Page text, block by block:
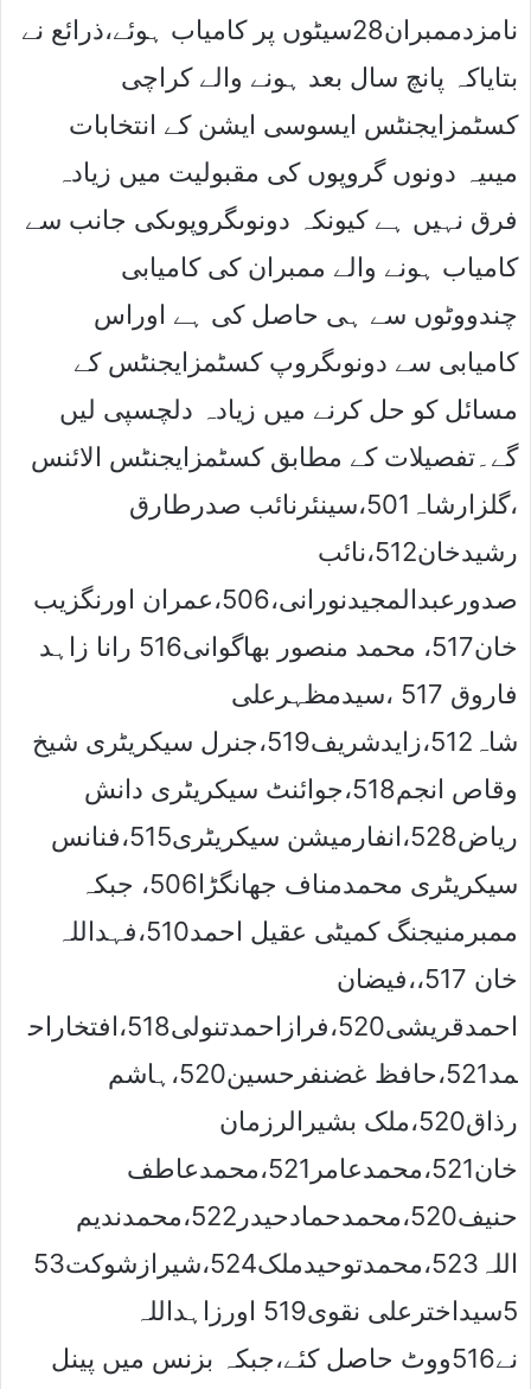
نامزدممبران28سیٹوں پر کامیاب ہوئے،ذرائع نے
بتایاکہ پانچ سال بعد ہونے والے کراچی
کسٹمزایجنٹس ایسوسی ایشن کے انتخابات
میںیہ دونوں گروپوں کی مقبولیت میں زیادہ
فرق نہیں ہے کیونکہ دونوںگروپوںکی جانب سے
کامیاب ہونے والے ممبران کی کامیابی
چندووٹوں سے ہی حاصل کی ہے اوراس
کامیابی سے دونوںگروپ کسٹمزایجنٹس کے
مسائل کو حل کرنے میں زیادہ دلچسپی لیں
گے۔تفصیلات کے مطابق کسٹمزایجنٹس الائنس
،گلزارشاہ501،سینئرنائب صدرطارق
رشیدخان512،نائب
صدورعبدالمجیدنورانی،506،عمران اورنگزیب
خان517، محمد منصور بھاگوانی516 رانا زاہد
فاروق 517 ،سیدمظہرعلی
شاہ512،زایدشریف519،جنرل سیکریٹری شیخ
وقاص انجم518،جوائنٹ سیکریٹری دانش
ریاض528،انفارمیشن سیکریٹری515،فنانس
سیکریٹری محمدمناف جھانگڑا506، جبکہ
ممبرمنیجنگ کمیٹی عقیل احمد510،فہداللہ
خان 517،،فیضان
احمدقریشی520،فرازاحمدتنولی518،افتخاراح
مد521،حافظ غضنفرحسین520،ہاشم
رذاق520،ملک بشیرالرزمان
خان521،محمدعامر521،محمدعاطف
حنیف520،محمدحمادحیدر522،محمدندیم
اللہ523،محمدتوحیدملک524،شیرازشوکت53
5سیداخترعلی نقوی519 اورزاہداللہ
نے516ووٹ حاصل کئے،جبکہ بزنس میں پینل